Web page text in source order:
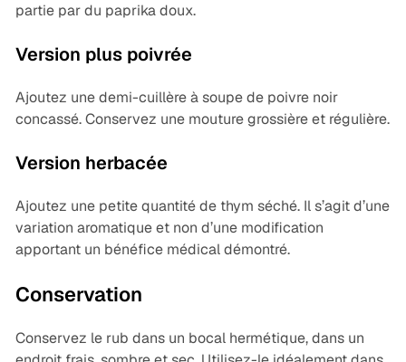
partie par du paprika doux.
Version plus poivrée
Ajoutez une demi-cuillère à soupe de poivre noir
concassé. Conservez une mouture grossière et régulière.
Version herbacée
Ajoutez une petite quantité de thym séché. Il s’agit d’une
variation aromatique et non d’une modification
apportant un bénéfice médical démontré.
Conservation
Conservez le rub dans un bocal hermétique, dans un